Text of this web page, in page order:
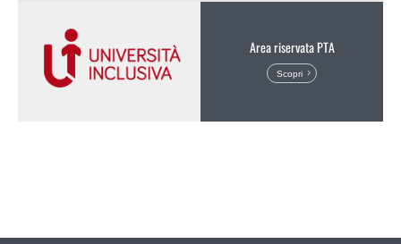
Area riservata PTA
Scopri